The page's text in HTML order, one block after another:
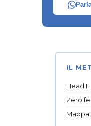
IL
Head
Zero